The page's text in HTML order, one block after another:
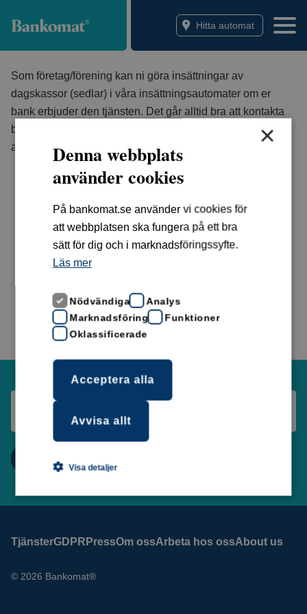
Bankomat Hitta automat
Som företag/förening kan ni göra insättningar av
dagskassor (sedlar) i våra insättningsautomater om er
bank erbjuder den tjänsten. Det går alltid bra att kontakta
bankerna för att se vilka tjänster de erbjuder i våra
automater.
TjänsterGDPR PressOm ossArbeta hos ossAbout us
© 2026 Bankomat®
×
Denna webbplats
använder cookies
På bankomat.se använder vi cookies för
att webbplatsen ska fungera på ett bra
sätt för dig och i marknadsföringssyfte.
Läs mer
Nödvändiga
Analys
Marknadsföring
Funktioner
Oklassificerade
Acceptera alla
Avvisa allt
Visa detaljer